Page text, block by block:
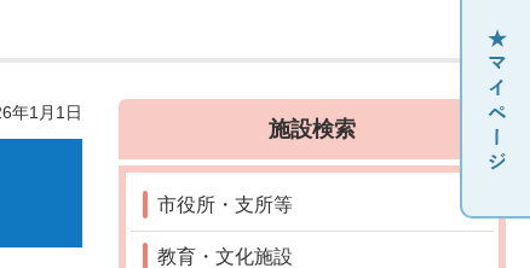
年1月1日
施設検索
市役所・支所等
教育・文化施設